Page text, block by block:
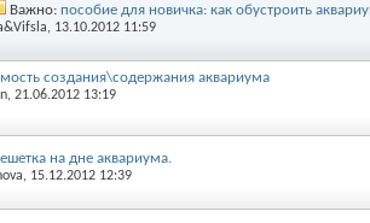
Важно: пособие для новичка: как обустроить
, 13.10.2012 11:59
создания\содержания аквариума
, 21.06.2012 13:19
на дне аквариума.
, 15.12.2012 12:39